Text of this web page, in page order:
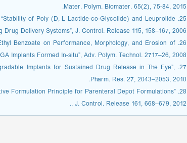
Mater. Polym. Biomater. 65(2), 75-84, 2015.
“Stability of Poly (D, L Lactide-co-Glycolide) and Leuprolide
Delivery Systems”, J. Control. Release 115, 158–167, 2006.
Benzoate on Performance, Morphology, and Erosion of
Implants Formed In-situ”, Adv. Polym. Technol. 2717–26, 2008.
Implants for Sustained Drug Release in The Eye”,
Pharm. Res. 27, 2043–2053, 2010.
Formulation Principle for Parenteral Depot Formulations”
, J. Control. Release 161, 668–679, 2012.